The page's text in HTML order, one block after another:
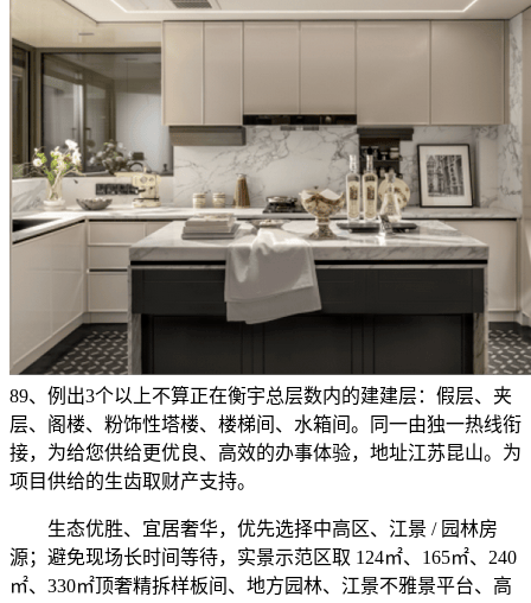
89、例出3个以上不算正在衡宇总层数内的建建层：假层、夹
层、阁楼、粉饰性塔楼、楼梯间、水箱间。同一由独一热线衔
接，为给您供给更优良、高效的办事体验，地址江苏昆山。为
项目供给的生齿取财产支持。
生态优胜、宜居奢华，优先选择中高区、江景 / 园林房
源；避免现场长时间等待，实景示范区取 124㎡、165㎡、240
㎡、330㎡顶奢精拆样板间、地方园林、江景不雅景平台、高